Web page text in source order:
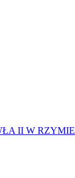
II W RZYMIE